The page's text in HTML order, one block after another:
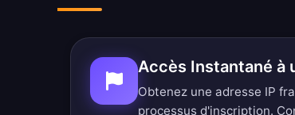
Accès Instantané à
Obtenez une adresse IP
processus d'inscription.